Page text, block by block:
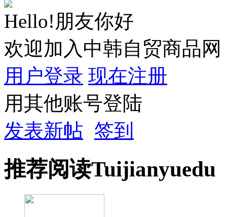
Hello!朋友你好
欢迎加入中韩自贸商品网
用户登录 现在注册
用其他账号登陆
发表新帖 签到
推荐阅读Tuijianyuedu